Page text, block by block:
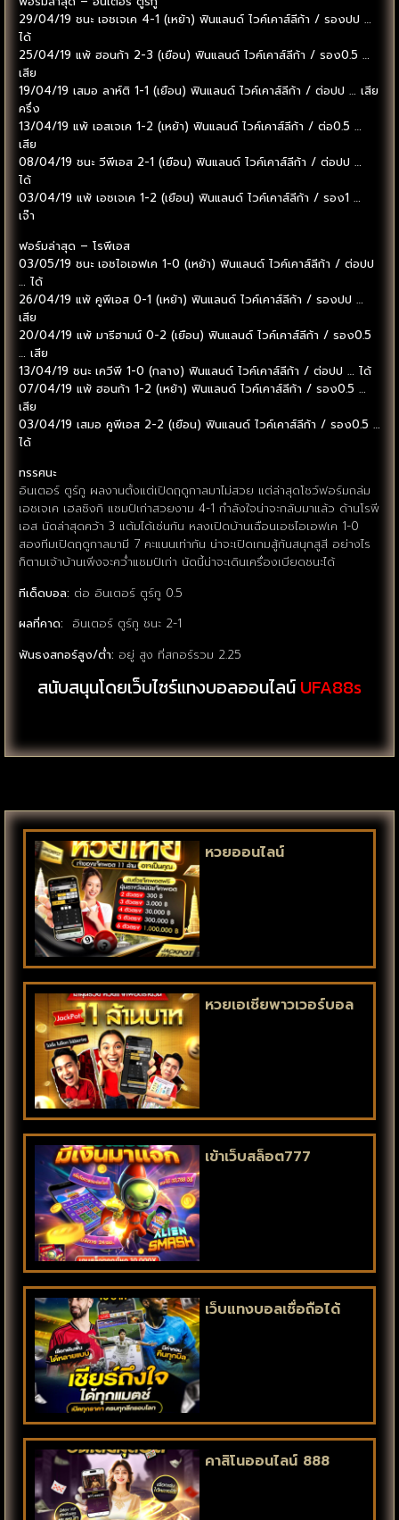
29/04/19 ชนะ เอชเจเค 4-1 (เหย้า) ฟินแลนด์ ไวค์เคาส์ลีก้า / รองปป …
ได้
25/04/19 แพ้ ฮอนก้า 2-3 (เยือน) ฟินแลนด์ ไวค์เคาส์ลีก้า / รอง0.5 …
เสีย
19/04/19 เสมอ ลาห์ติ 1-1 (เยือน) ฟินแลนด์ ไวค์เคาส์ลีก้า / ต่อปป … เสีย
ครึ่ง
13/04/19 แพ้ เอสเจเค 1-2 (เหย้า) ฟินแลนด์ ไวค์เคาส์ลีก้า / ต่อ0.5 …
เสีย
08/04/19 ชนะ วีพีเอส 2-1 (เยือน) ฟินแลนด์ ไวค์เคาส์ลีก้า / ต่อปป …
ได้
03/04/19 แพ้ เอชเจเค 1-2 (เยือน) ฟินแลนด์ ไวค์เคาส์ลีก้า / รอง1 …
เจ๊า
ฟอร์มล่าสุด – โรพีเอส
03/05/19 ชนะ เอชไอเอฟเค 1-0 (เหย้า) ฟินแลนด์ ไวค์เคาส์ลีก้า / ต่อปป
… ได้
26/04/19 แพ้ คูพีเอส 0-1 (เหย้า) ฟินแลนด์ ไวค์เคาส์ลีก้า / รองปป …
เสีย
20/04/19 แพ้ มารีฮามน์ 0-2 (เยือน) ฟินแลนด์ ไวค์เคาส์ลีก้า / รอง0.5
… เสีย
13/04/19 ชนะ เควีพี 1-0 (กลาง) ฟินแลนด์ ไวค์เคาส์ลีก้า / ต่อปป … ได้
07/04/19 แพ้ ฮอนก้า 1-2 (เหย้า) ฟินแลนด์ ไวค์เคาส์ลีก้า / รอง0.5 …
เสีย
03/04/19 เสมอ คูพีเอส 2-2 (เยือน) ฟินแลนด์ ไวค์เคาส์ลีก้า / รอง0.5 …
ได้
ทรรศนะ
อินเตอร์ ตูร์กู ผลงานตั้งแต่เปิดฤดูกาลมาไม่สวย แต่ล่าสุดโชว์ฟอร์มถล่ม
เอชเจเค เฮลซิงกิ แชมป์เก่าสวยงาม 4-1 กำลังใจน่าจะกลับมาแล้ว ด้านโรพี
เอส นัดล่าสุดคว้า 3 แต้มได้เช่นกัน หลงเปิดบ้านเฉือนเอชไอเอฟเค 1-0
สองทีมเปิดฤดูกาลมามี 7 คะแนนเท่ากัน น่าจะเปิดเกมสู้กันสนุกสูสี อย่างไร
ก็ตามเจ้าบ้านเพิ่งจะคว่ำแชมป์เก่า นัดนี้น่าจะเดินเครื่องเบียดชนะได้
ทีเด็ดบอล: ต่อ อินเตอร์ ตูร์กู 0.5
ผลที่คาด: อินเตอร์ ตูร์กู ชนะ 2-1
ฟันธงสกอร์สูง/ต่ำ: อยู่ สูง ที่สกอร์รวม 2.25
สนับสนุนโดยเว็บไซร์แทงบอลออนไลน์ UFA88s
หวยออนไลน์
หวยเอเชียพาวเวอร์บอล
เข้าเว็บสล็อต777
เว็บแทงบอลเชื่อถือได้
คาสิโนออนไลน์ 888